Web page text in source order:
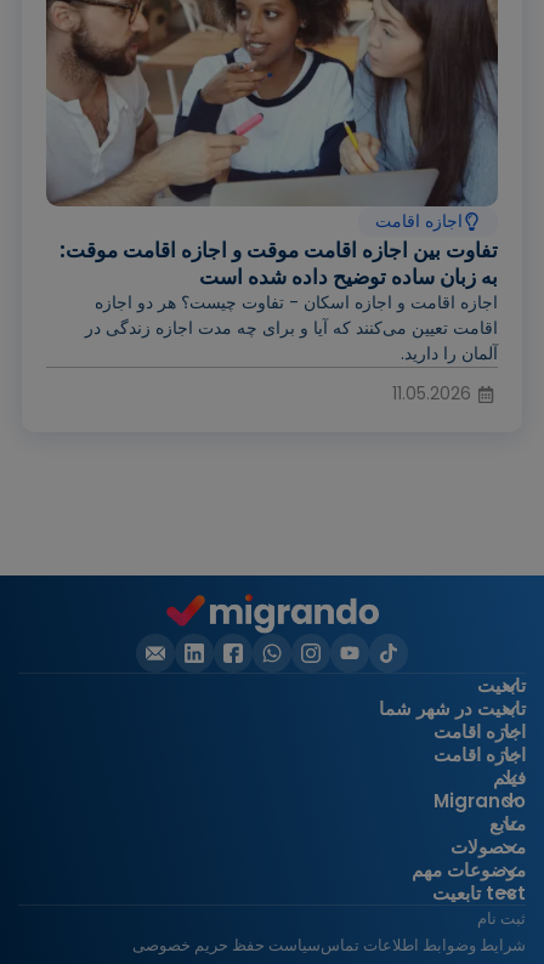
اجازه اقامت
تفاوت بین اجازه اقامت موقت و اجازه اقامت موقت:
به زبان ساده توضیح داده شده است
اجازه اقامت و اجازه اسکان - تفاوت چیست؟ هر دو اجازه
اقامت تعیین می‌کنند که آیا و برای چه مدت اجازه زندگی در
آلمان را دارید.
11.05.2026
تابعیت
تابعیت در شهر شما
اجازه اقامت
اجازه اقامت
فیلم
Migrando
منابع
محصولات
موضوعات مهم
test تابعیت
ثبت نام
شرایط وضوابط اطلاعات تماسسیاست حفظ حریم خصوصی